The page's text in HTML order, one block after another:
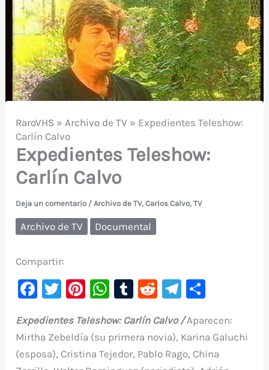
RaroVHS »Archivo de TV » Expedientes Teleshow:
Carlín Calvo
Expedientes Teleshow:
Carlín Calvo
Deja un comentario /Archivo de TV,Carlos Calvo,TV
Archivo de TV Documental
Compartir:
F
c
e
T
it
te
Pi
er
e
W
at
s
T
m
bl
R
d
di
Te
gr
a
m
p
Expedientes Teleshow: Carlín Calvo /Aparecen:
Mirtha Zebeldía (su primera novia), Karina Galuchi
(esposa), Cristina Tejedor, Pablo Rago, China